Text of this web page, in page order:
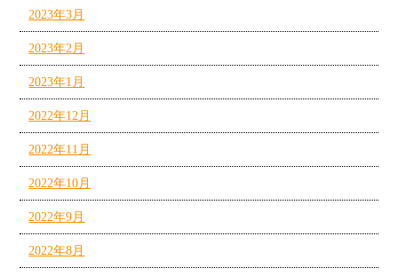
2023年3月
2023年2月
2023年1月
2022年12月
2022年11月
2022年10月
2022年9月
2022年8月